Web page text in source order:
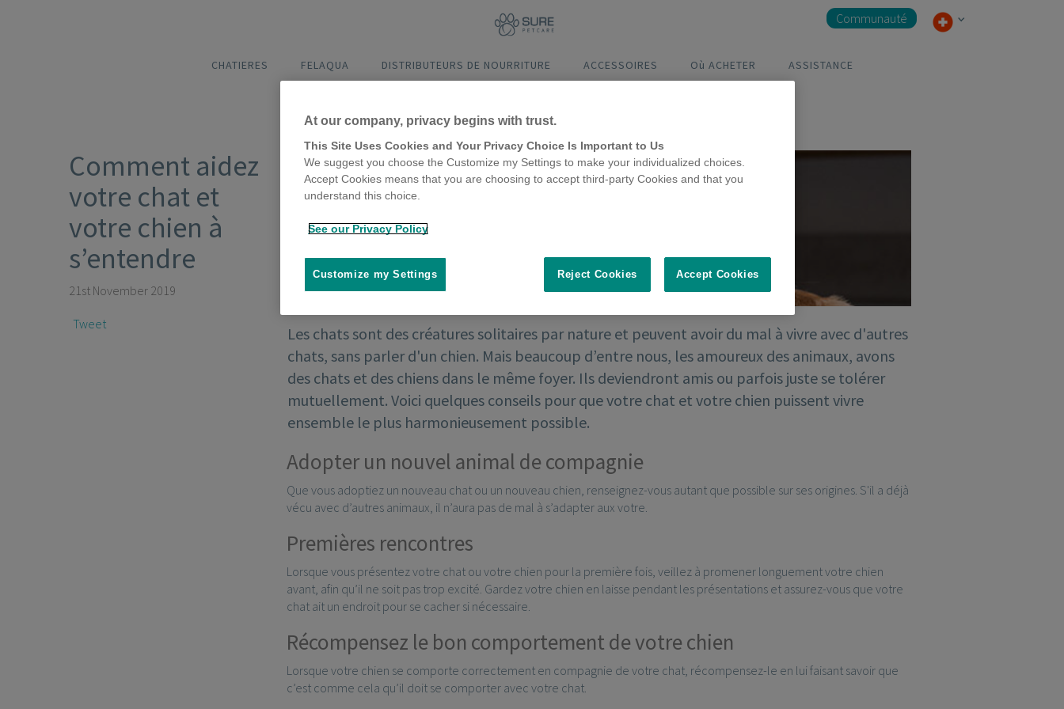
CHATIERES FELAQUA DISTRIBUTEURS DE NOURRITURE ACCESSOIRES Où ACHETER ASSISTANCE
Communauté
Comment aidez
votre chat et
votre chien à
s’entendre
21st November 2019
Tweet
Les chats sont des créatures solitaires par nature et peuvent avoir du mal à vivre avec d'autres
chats, sans parler d'un chien. Mais beaucoup d’entre nous, les amoureux des animaux, avons
des chats et des chiens dans le même foyer. Ils deviendront amis ou parfois juste se tolérer
mutuellement. Voici quelques conseils pour que votre chat et votre chien puissent vivre
ensemble le plus harmonieusement possible.
Adopter un nouvel animal de compagnie
Que vous adoptiez un nouveau chat ou un nouveau chien, renseignez-vous autant que possible sur ses origines. S'il a déjà
vécu avec d’autres animaux, il n’aura pas de mal à s’adapter aux votre.
Premières rencontres
Lorsque vous présentez votre chat ou votre chien pour la première fois, veillez à promener longuement votre chien
avant, afin qu’il ne soit pas trop excité. Gardez votre chien en laisse pendant les présentations et assurez-vous que votre
chat ait un endroit pour se cacher si nécessaire.
Récompensez le bon comportement de votre chien
Lorsque votre chien se comporte correctement en compagnie de votre chat, récompensez-le en lui faisant savoir que
c’est comme cela qu’il doit se comporter avec votre chat.
At our company, privacy begins with trust.
This Site Uses Cookies and Your Privacy Choice Is Important to Us
We suggest you choose the Customize my Settings to make your individualized choices.
Accept Cookies means that you are choosing to accept third-party Cookies and that you
understand this choice.
See our Privacy Policy
Reject Cookies Accept Cookies
Customize my Settings